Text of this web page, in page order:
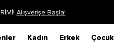
kargoya verilecektir.
Kadın Erkek Çocuk